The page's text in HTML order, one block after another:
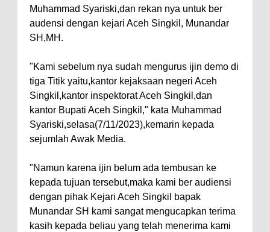
Muhammad Syariski,dan rekan nya untuk ber
audensi dengan kejari Aceh Singkil, Munandar
SH,MH.
"Kami sebelum nya sudah mengurus ijin demo di
tiga Titik yaitu,kantor kejaksaan negeri Aceh
Singkil,kantor inspektorat Aceh Singkil,dan
kantor Bupati Aceh Singkil," kata Muhammad
Syariski,selasa(7/11/2023),kemarin kepada
sejumlah Awak Media.
"Namun karena ijin belum ada tembusan ke
kepada tujuan tersebut,maka kami ber audiensi
dengan pihak Kejari Aceh Singkil bapak
Munandar SH kami sangat mengucapkan terima
kasih kepada beliau yang telah menerima kami